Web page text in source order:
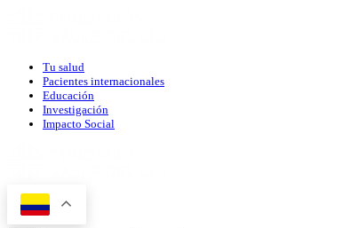
Tu salud
Pacientes internacionales
Educación
Investigación
Impacto Social